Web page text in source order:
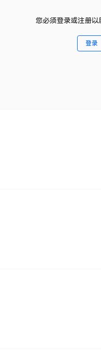
您必须登录或注册以
登录